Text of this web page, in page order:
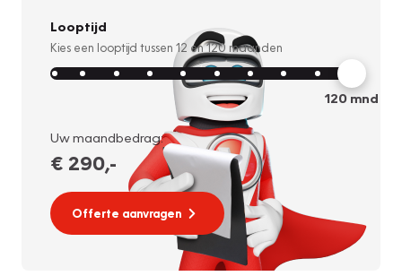
Looptijd
Kies een looptijd tussen 12 en120 maanden
120mnd
Uw maandbedrag:
€ 290,-
Offerte aanvragen